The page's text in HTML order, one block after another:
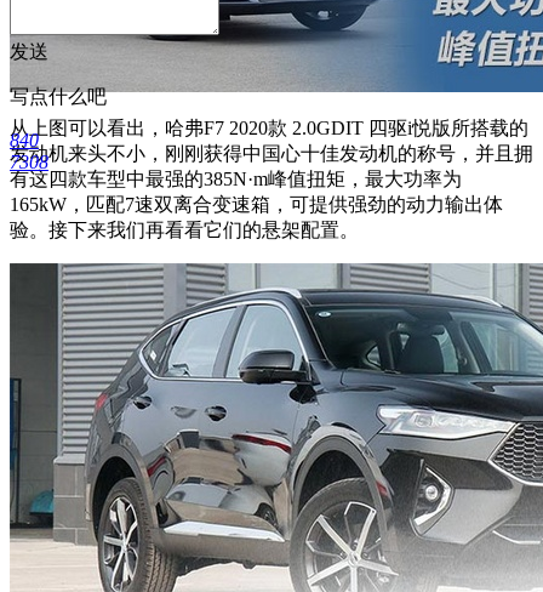
从上图可以看出，哈弗F7 2020款 2.0GDIT 四驱i悦版所搭载的
发动机来头不小，刚刚获得中国心十佳发动机的称号，并且拥
有这四款车型中最强的385N·m峰值扭矩，最大功率为
165kW，匹配7速双离合变速箱，可提供强劲的动力输出体
验。接下来我们再看看它们的悬架配置。
发送
写点什么吧
840
7308